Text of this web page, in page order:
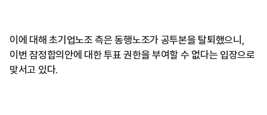
이에 대해 초기업노조 측은 동행노조가 공투본을 탈퇴했으니,
이번 잠정합의안에 대한 투표 권한을 부여할 수 없다는 입장으로
맞서고 있다.